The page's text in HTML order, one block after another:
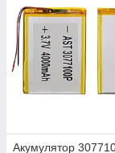
Акумулятор